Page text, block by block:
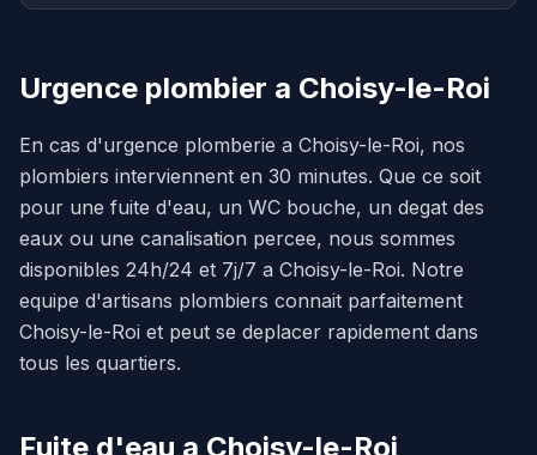
Urgence plombier a Choisy-le-Roi
En cas d'urgence plomberie a Choisy-le-Roi, nos
plombiers interviennent en 30 minutes. Que ce soit
pour une fuite d'eau, un WC bouche, un degat des
eaux ou une canalisation percee, nous sommes
disponibles 24h/24 et 7j/7 a Choisy-le-Roi. Notre
equipe d'artisans plombiers connait parfaitement
Choisy-le-Roi et peut se deplacer rapidement dans
tous les quartiers.
Fuite d'eau a Choisy-le-Roi